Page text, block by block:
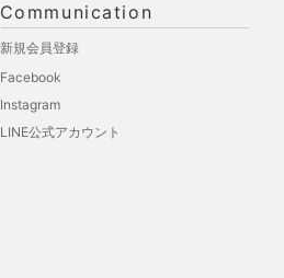
Communication
新規会員登録
Facebook
Instagram
LINE公式アカウント